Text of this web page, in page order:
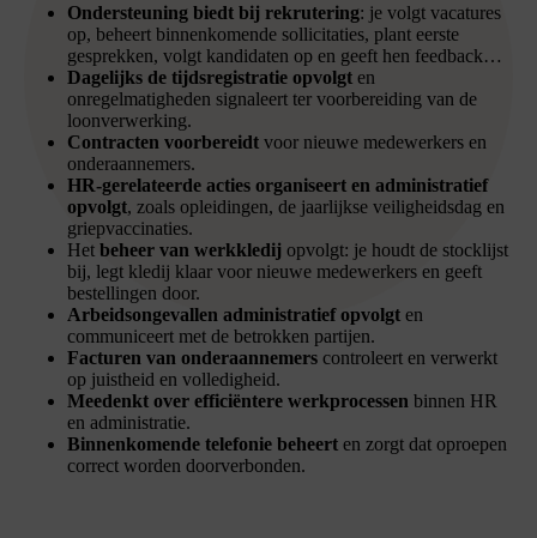
Ondersteuning biedt bij rekrutering: je volgt vacatures
op, beheert binnenkomende sollicitaties, plant eerste
gesprekken, volgt kandidaten op en geeft hen feedback…
Dagelijks de tijdsregistratie opvolgt en
onregelmatigheden signaleert ter voorbereiding van de
loonverwerking.
Contracten voorbereidt voor nieuwe medewerkers en
onderaannemers.
HR-gerelateerde acties organiseert en administratief
opvolgt, zoals opleidingen, de jaarlijkse veiligheidsdag en
griepvaccinaties.
Het beheer van werkkledij opvolgt: je houdt de stocklijst
bij, legt kledij klaar voor nieuwe medewerkers en geeft
bestellingen door.
Arbeidsongevallen administratief opvolgt en
communiceert met de betrokken partijen.
Facturen van onderaannemers controleert en verwerkt
op juistheid en volledigheid.
Meedenkt over efficiëntere werkprocessen binnen HR
en administratie.
Binnenkomende telefonie beheert en zorgt dat oproepen
correct worden doorverbonden.